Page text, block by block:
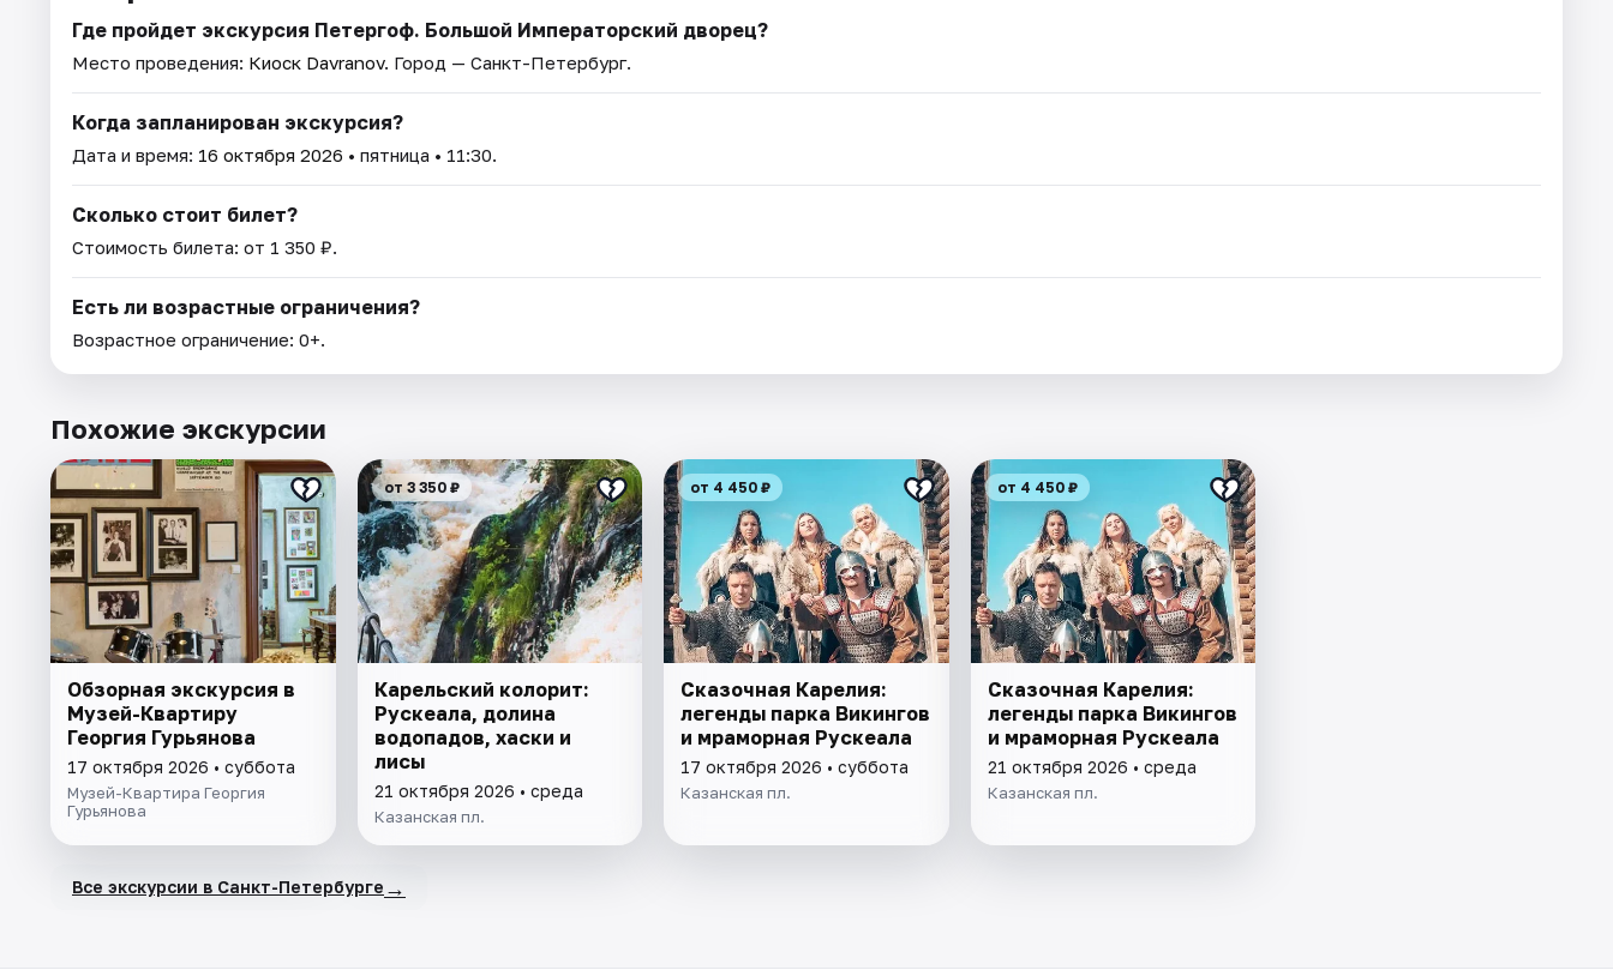
Где пройдет экскурсия Петергоф. Большой Императорский дворец?
Место проведения: Киоск Davranov. Город — Санкт-Петербург.
Когда запланирован экскурсия?
Дата и время: 16 октября 2026 • пятница • 11:30.
Сколько стоит билет?
Стоимость билета: от 1 350 ₽.
Есть ли возрастные ограничения?
Возрастное ограничение: 0+.
Похожие экскурсии
Обзорная экскурсия в
Музей-Квартиру
Георгия Гурьянова
17 октября 2026 • суббота
Музей-Квартира Георгия
Гурьянова
от 3 350 ₽
Карельский колорит:
Рускеала, долина
водопадов, хаски и
лисы
21 октября 2026 • среда
Казанская пл.
от 4 450 ₽
Сказочная Карелия:
легенды парка Викингов
и мраморная Рускеала
17 октября 2026 • суббота
Казанская пл.
от 4 450 ₽
Сказочная Карелия:
легенды парка Викингов
и мраморная Рускеала
21 октября 2026 • среда
Казанская пл.
Все экскурсии в Санкт-Петербурге →